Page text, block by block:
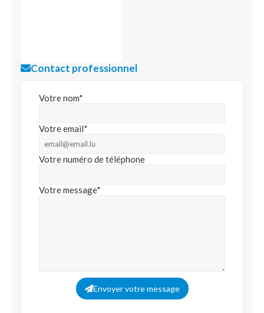
Contact professionnel
Votre nom*
Votre email*
Votre numéro de téléphone
Votre message*
Envoyer votre message